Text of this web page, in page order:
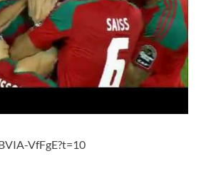
VfFgE?t=10